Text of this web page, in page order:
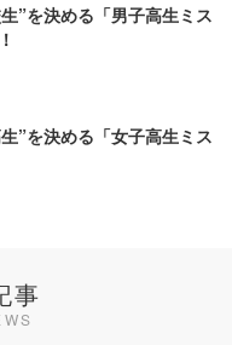
”を決める「男子高生ミス
”を決める「女子高生ミス
事